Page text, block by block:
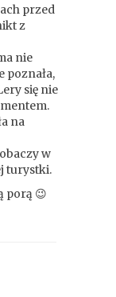
przed
z
nie
poznała,
się nie
na
w
turystki.
porą 😉